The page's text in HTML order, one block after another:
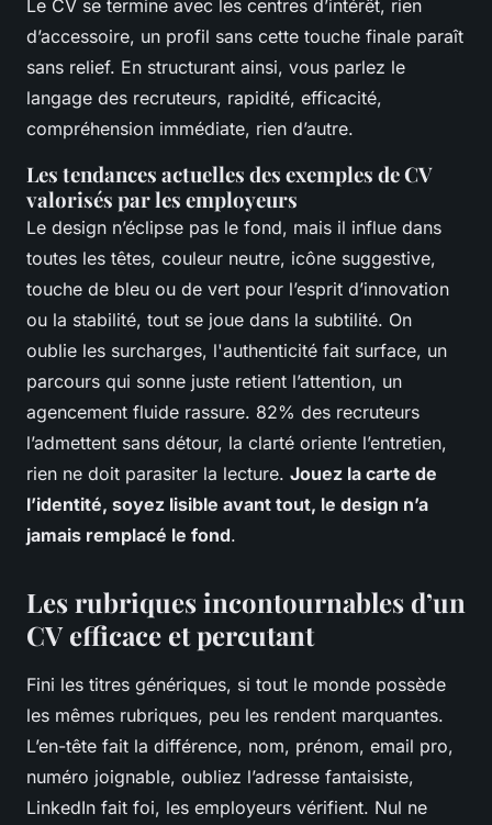
Le CV se termine avec les centres d’intérêt, rien
d’accessoire, un profil sans cette touche finale paraît
sans relief. En structurant ainsi, vous parlez le
langage des recruteurs, rapidité, efficacité,
compréhension immédiate, rien d’autre.
Les tendances actuelles des exemples de CV
valorisés par les employeurs
Le design n’éclipse pas le fond, mais il influe dans
toutes les têtes, couleur neutre, icône suggestive,
touche de bleu ou de vert pour l’esprit d’innovation
ou la stabilité, tout se joue dans la subtilité. On
oublie les surcharges, l'authenticité fait surface, un
parcours qui sonne juste retient l’attention, un
agencement fluide rassure. 82% des recruteurs
l’admettent sans détour, la clarté oriente l’entretien,
rien ne doit parasiter la lecture. Jouez la carte de
l’identité, soyez lisible avant tout, le design n’a
jamais remplacé le fond.
Les rubriques incontournables d’un
CV efficace et percutant
Fini les titres génériques, si tout le monde possède
les mêmes rubriques, peu les rendent marquantes.
L’en-tête fait la différence, nom, prénom, email pro,
numéro joignable, oubliez l’adresse fantaisiste,
LinkedIn fait foi, les employeurs vérifient. Nul ne